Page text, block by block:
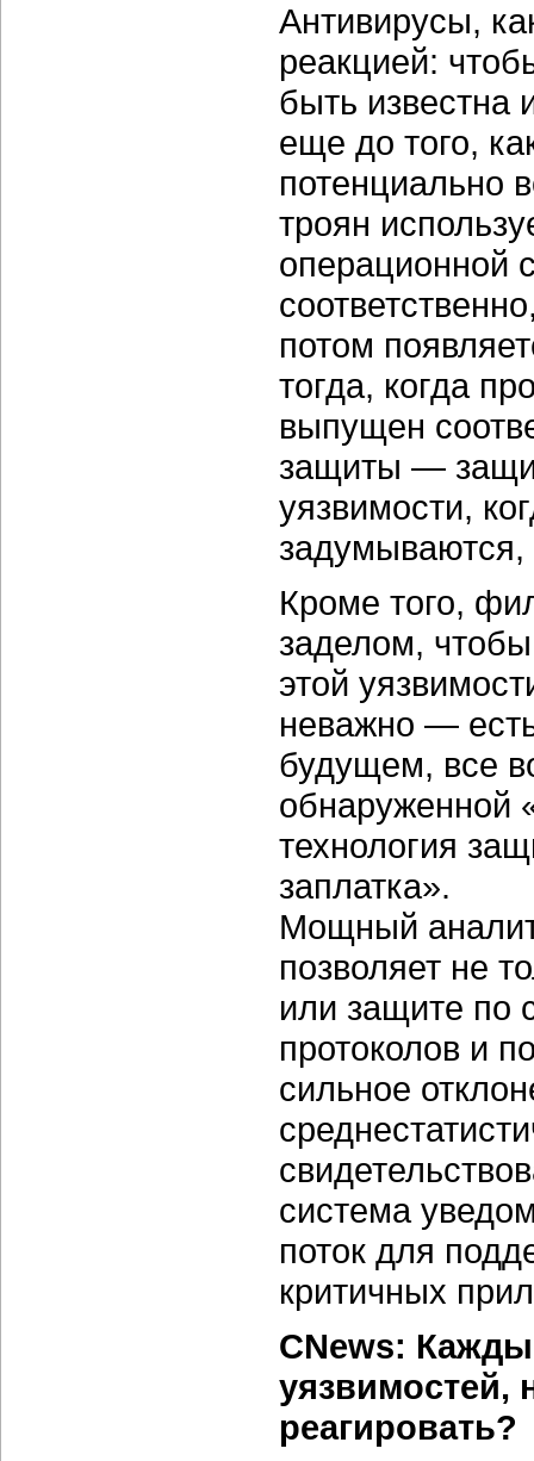
Антивирусы,
реакцией:
быть
еще до того,
потенциально
троян
операционной
потом
тогда, когда
выпущен
защиты —
уязвимости,
задумываются,
Кроме того,
заделом,
этой
неважно —
будущем, все
обнаруженной
технология
заплатка».
Мощный
позволяет не
или защите по
протоколов и
сильное
система
поток для
критичных
CNews:
уязвимостей,
реагировать?